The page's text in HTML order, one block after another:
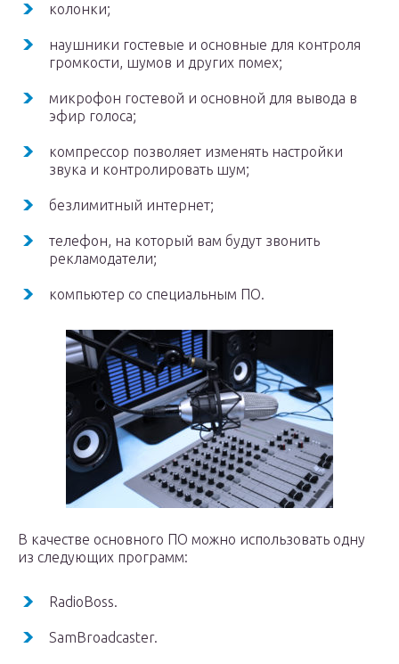
колонки;
наушники гостевые и основные для контроля
громкости, шумов и других помех;
микрофон гостевой и основной для вывода в
эфир голоса;
компрессор позволяет изменять настройки
звука и контролировать шум;
безлимитный интернет;
телефон, на который вам будут звонить
рекламодатели;
компьютер со специальным ПО.
В качестве основного ПО можно использовать одну
из следующих программ:
RadioBoss.
SamBroadcaster.